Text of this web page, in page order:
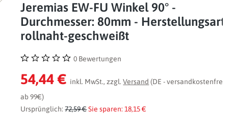
Jeremias EW-FU Winkel 90° -
Durchmesser: 80mm - Herstellungsart:
rollnaht-geschweißt
Durchschnittliche Bewertung von 0 von 5 Sternen
0 Bewertungen
54,44 € inkl. MwSt., zzgl.Versand (DE - versandkostenfrei
ab 99€)
Ursprünglich:72,59 €Sie sparen: 18,15 €